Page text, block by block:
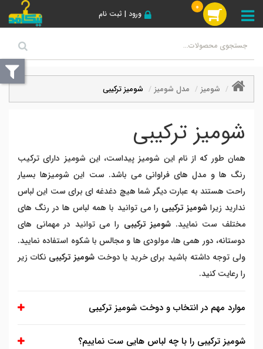
ورود | ثبت نام
0
شومیز مدل شومیز شومیز ترکیبی
شومیز ترکیبی
همان طور که از نام این شومیز پیداست، این شومیز دارای ترکیب
رنگ ها و مدل های فراوانی می باشد. ست این شومیزها بسیار
راحت هستند به عبارت دیگر شما هیچ دغدغه ای برای ست این لباس
ندارید زیراشومیز ترکیبی را می توانید با همه لباس ها در رنگ های
مختلف ست نمایید. شومیز ترکیبی را می توانید در مهمانی های
دوستانه، دور همی ها، مولودی ها و مجالس با شکوه استفاده نمایید.
ولی توجه داشته باشید برای خرید یا دوختشومیز ترکیبی نکات زیر
را رعایت کنید.
موارد مهم در انتخاب و دوخت شومیز ترکیبی
شومیز ترکیبی را با چه لباس هایی ست نماییم؟